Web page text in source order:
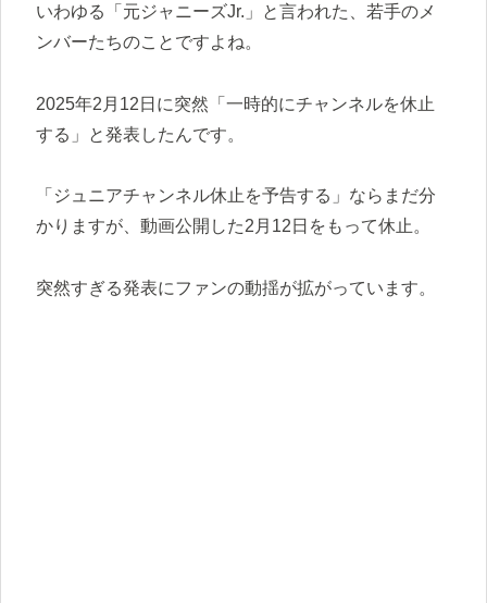
いわゆる「元ジャニーズJr.」と言われた、若手のメ
ンバーたちのことですよね。
2025年2月12日に突然「一時的にチャンネルを休止
する」と発表したんです。
「ジュニアチャンネル休止を予告する」ならまだ分
かりますが、動画公開した2月12日をもって休止。
突然すぎる発表にファンの動揺が拡がっています。